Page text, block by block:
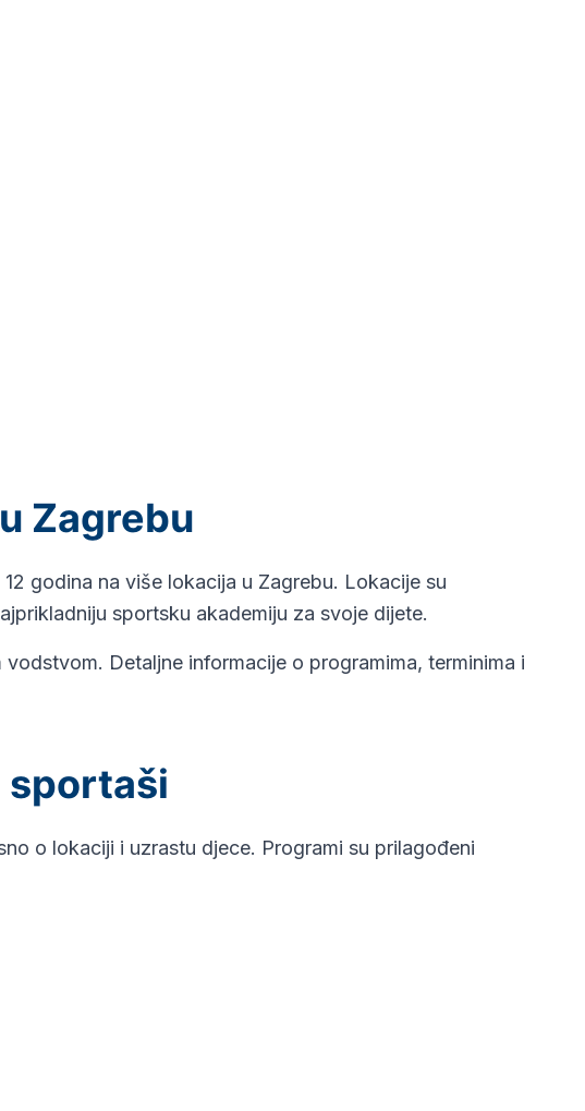
Zagrebu
godina na više lokacija u Zagrebu. Lokacije su
sportsku akademiju za svoje dijete.
Detaljne informacije o programima, terminima i
sportaši
o lokaciji i uzrastu djece. Programi su prilagođeni